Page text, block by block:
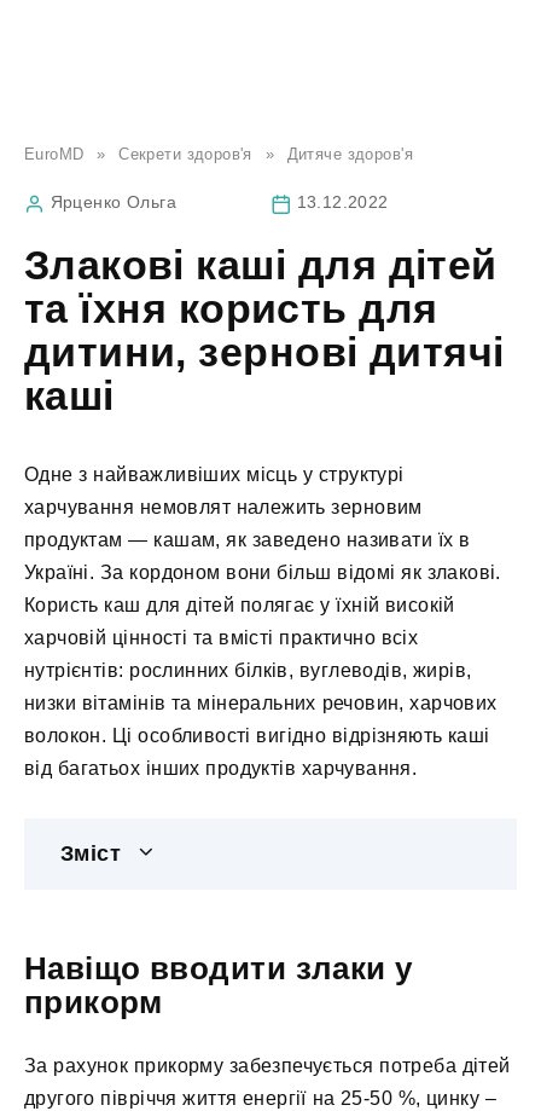
EuroMD » Секрети здоров'я » Дитяче здоров'я
Ярценко Ольга 13.12.2022
Злакові каші для дітей
та їхня користь для
дитини, зернові дитячі
каші
Одне з найважливіших місць у структурі
харчування немовлят належить зерновим
продуктам — кашам, як заведено називати їх в
Україні. За кордоном вони більш відомі як злакові.
Користь каш для дітей полягає у їхній високій
харчовій цінності та вмісті практично всіх
нутрієнтів: рослинних білків, вуглеводів, жирів,
низки вітамінів та мінеральних речовин, харчових
волокон. Ці особливості вигідно відрізняють каші
від багатьох інших продуктів харчування.
Зміст
Навіщо вводити злаки у
прикорм
За рахунок прикорму забезпечується потреба дітей
другого півріччя життя енергії на 25-50 %, цинку –